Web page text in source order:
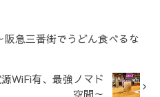
阪急三番街でうどん食べるな
WiFi有、最強ノマド
空間～